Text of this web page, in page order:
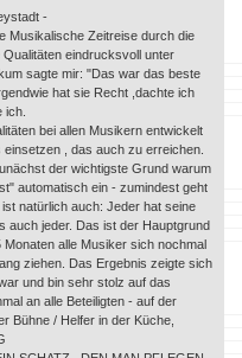
-
Musikalische Zeitreise durch die
eindrucksvoll unter
sagte mir: "Das war das beste
hat sie Recht ,dachte ich
ich.
bei allen Musikern entwickelt
, das auch zu erreichen.
der wichtigste Grund warum
automatisch ein - zumindest geht
natürlich auch: Jeder hat seine
auch jeder. Das ist der Hauptgrund
Monaten alle Musiker sich nochmal
ziehen. Das Ergebnis zeigte sich
und bin sehr stolz auf das
an alle Beteiligten - auf der
Bühne / Helfer in der Küche,